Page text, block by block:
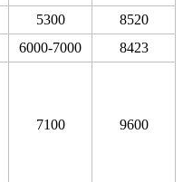
5300
8520
6000-7000
8423
7100 9600